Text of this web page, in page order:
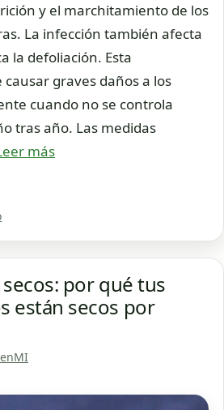
y el marchitamiento de los
La infección también afecta
la defoliación. Esta
graves daños a los
cuando no se controla
tras año. Las medidas
más
por qué tus
están secos por